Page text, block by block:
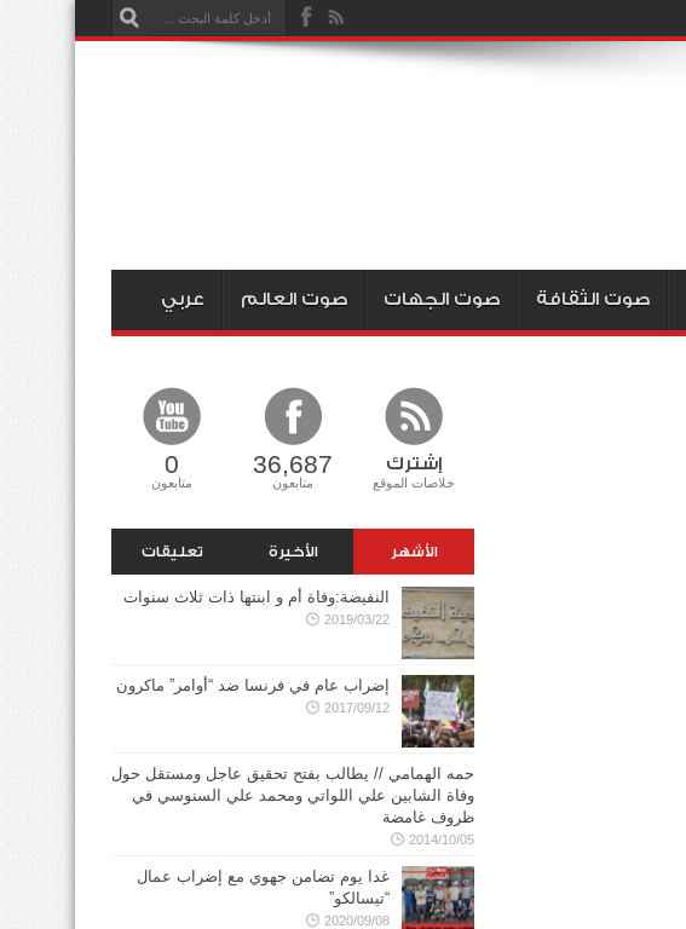
صوت الثقافة صوت الجهات صوت العالم عربي
إشترك
خلاصات الموقع
36,687
متابعون
0
متابعون
الأشهر الأخيرة تعليقات
النفيضة:وفاة أم و ابنتها ذات ثلاث سنوات
2019/03/22
إضراب عام في فرنسا ضد “أوامر” ماكرون
2017/09/12
حمه الهمامي // يطالب بفتح تحقيق عاجل ومستقل حول
وفاة الشابين علي اللواتي ومحمد علي السنوسي في
ظروف غامضة
2014/10/05
غدا يوم تضامن جهوي مع إضراب عمال
“تيسالكو”
2020/09/08